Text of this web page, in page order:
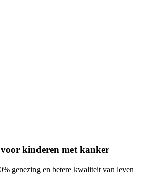
kinderen met kanker
genezing en betere kwaliteit van leven